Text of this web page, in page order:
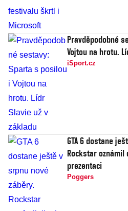
Pravděpodobné
Vojtou na hrotu.
iSport.cz
GTA 6 dostane
Rockstar oznámil
prezentaci
Poggers